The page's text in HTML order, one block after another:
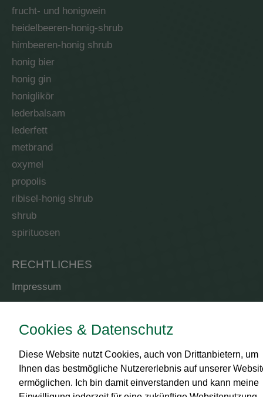
frucht- und honigwein
heidelbeeren-honig-shrub
himbeeren-honig shrub
honig bier
honig gin
honiglikör
lederbalsam
lederfett
metbrand
oxymel
propolis
ribisel-honig shrub
shrub
spirituosen
RECHTLICHES
Impressum
Datenschutz
Versand
Widerrufsbelehrung
Cookies & Datenschutz
Diese Website nutzt Cookies, auch von Drittanbietern, um
Ihnen das bestmögliche Nutzererlebnis auf unserer
ermöglichen. Ich bin damit einverstanden und kann meine